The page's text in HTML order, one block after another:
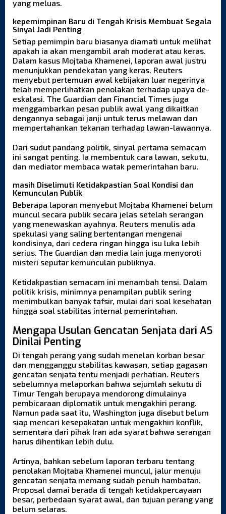
yang meluas.
kepemimpinan Baru di Tengah Krisis Membuat Segala
Sinyal Jadi Penting
Setiap pemimpin baru biasanya diamati untuk melihat
apakah ia akan mengambil arah moderat atau keras.
Dalam kasus Mojtaba Khamenei, laporan awal justru
menunjukkan pendekatan yang keras. Reuters
menyebut pertemuan awal kebijakan luar negerinya
telah memperlihatkan penolakan terhadap upaya de-
eskalasi. The Guardian dan Financial Times juga
menggambarkan pesan publik awal yang dikaitkan
dengannya sebagai janji untuk terus melawan dan
mempertahankan tekanan terhadap lawan-lawannya.
Dari sudut pandang politik, sinyal pertama semacam
ini sangat penting. Ia membentuk cara lawan, sekutu,
dan mediator membaca watak pemerintahan baru.
masih Diselimuti Ketidakpastian Soal Kondisi dan
Kemunculan Publik
Beberapa laporan menyebut Mojtaba Khamenei belum
muncul secara publik secara jelas setelah serangan
yang menewaskan ayahnya. Reuters menulis ada
spekulasi yang saling bertentangan mengenai
kondisinya, dari cedera ringan hingga isu luka lebih
serius. The Guardian dan media lain juga menyoroti
misteri seputar kemunculan publiknya.
Ketidakpastian semacam ini menambah tensi. Dalam
politik krisis, minimnya penampilan publik sering
menimbulkan banyak tafsir, mulai dari soal kesehatan
hingga soal stabilitas internal pemerintahan.
Mengapa Usulan Gencatan Senjata dari AS
Dinilai Penting
Di tengah perang yang sudah menelan korban besar
dan mengganggu stabilitas kawasan, setiap gagasan
gencatan senjata tentu menjadi perhatian. Reuters
sebelumnya melaporkan bahwa sejumlah sekutu di
Timur Tengah berupaya mendorong dimulainya
pembicaraan diplomatik untuk mengakhiri perang.
Namun pada saat itu, Washington juga disebut belum
siap mencari kesepakatan untuk mengakhiri konflik,
sementara dari pihak Iran ada syarat bahwa serangan
harus dihentikan lebih dulu.
Artinya, bahkan sebelum laporan terbaru tentang
penolakan Mojtaba Khamenei muncul, jalur menuju
gencatan senjata memang sudah penuh hambatan.
Proposal damai berada di tengah ketidakpercayaan
besar, perbedaan syarat awal, dan tujuan perang yang
belum selaras.